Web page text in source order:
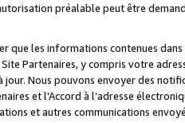
préalable peut être
que les informations contenues
Partenaires, y compris votre
Nous pouvons envoyer des
et l'Accord à l’adresse
et autres communications